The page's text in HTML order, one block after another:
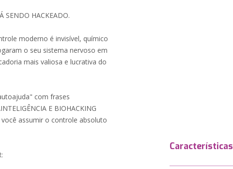
SENDO HACKEADO.
moderno é invisível, químico
o seu sistema nervoso em
mais valiosa e lucrativa do
com frases
E BIOHACKING
assumir o controle absoluto
Características